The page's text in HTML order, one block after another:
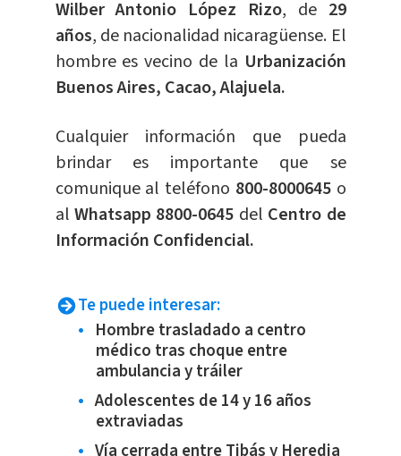
Wilber Antonio López Rizo, de 29
años, de nacionalidad nicaragüense. El
hombre es vecino de la Urbanización
Buenos Aires, Cacao, Alajuela.
Cualquier información que pueda
brindar es importante que se
comunique al teléfono 800-8000645o
al Whatsapp 8800-0645 del Centro de
Información Confidencial.
Te puede interesar:
Hombre trasladado a centro
médico tras choque entre
ambulancia y tráiler
Adolescentes de 14 y 16 años
extraviadas